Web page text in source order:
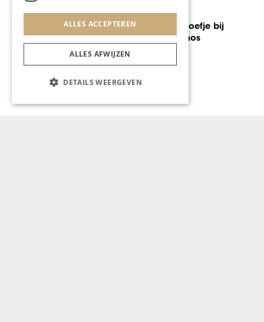
SOCIETY
Tropisch voorproefje bij
nieuwbouw Hanos
Maastricht
ALLES ACCEPTEREN
ALLES AFWIJZEN
DETAILS WEERGEVEN